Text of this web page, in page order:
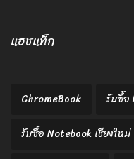
แฮชแท็ก
ChromeBook
รับซื้อ
รับซื้อ Notebook เชียงใหม่